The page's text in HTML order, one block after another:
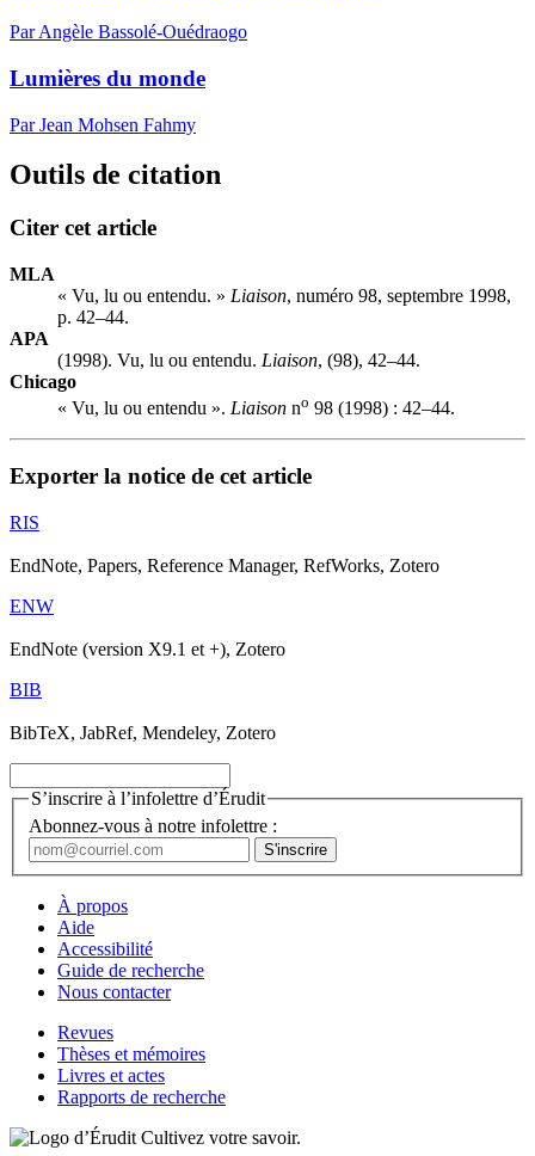
Par Angèle Bassolé-Ouédraogo
Lumières du monde
Par Jean Mohsen Fahmy
Outils de citation
Citer cet article
MLA
« Vu, lu ou entendu. » Liaison, numéro 98, septembre 1998,
p. 42–44.
APA
(1998). Vu, lu ou entendu. Liaison, (98), 42–44.
Chicago
« Vu, lu ou entendu ». Liaison no 98 (1998) : 42–44.
Exporter la notice de cet article
RIS
EndNote, Papers, Reference Manager, RefWorks, Zotero
ENW
EndNote (version X9.1 et +), Zotero
BIB
BibTeX, JabRef, Mendeley, Zotero
S’inscrire à l’infolettre d’Érudit
Abonnez-vous à notre infolettre :
À propos
Aide
Accessibilité
Guide de recherche
Nous contacter
Revues
Thèses et mémoires
Livres et actes
Rapports de recherche
Cultivez votre savoir.